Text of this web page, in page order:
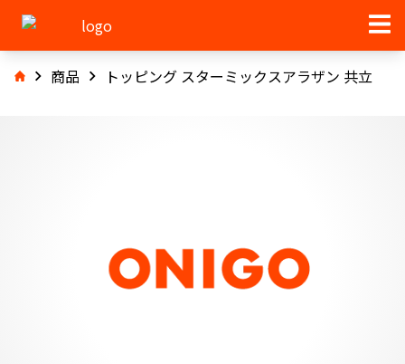
商品 トッピング スターミックスアラザン 共立